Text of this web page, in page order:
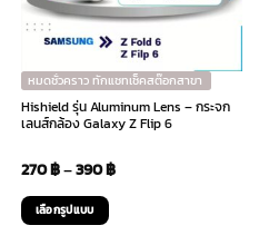
หมดชั่วคราว ทักแชทเช็คสต๊อกสาขา
Hishield รุ่น Aluminum Lens – กระจก
เลนส์กล้อง Galaxy Z Flip 6
270฿–390฿Price
เลือกรูปแบบ